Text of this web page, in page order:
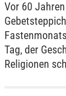
Vor 60
Tag, der
Religionen